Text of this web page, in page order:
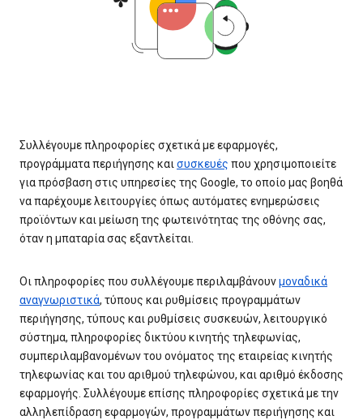
Συλλέγουμε πληροφορίες σχετικά με εφαρμογές,
προγράμματα περιήγησης καισυσκευές που χρησιμοποιείτε
για πρόσβαση στις υπηρεσίες της Google, το οποίο μας βοηθά
να παρέχουμε λειτουργίες όπως αυτόματες ενημερώσεις
προϊόντων και μείωση της φωτεινότητας της οθόνης σας,
όταν η μπαταρία σας εξαντλείται.
Οι πληροφορίες που συλλέγουμε περιλαμβάνουνμοναδικά
αναγνωριστικά, τύπους και ρυθμίσεις προγραμμάτων
περιήγησης, τύπους και ρυθμίσεις συσκευών, λειτουργικό
σύστημα, πληροφορίες δικτύου κινητής τηλεφωνίας,
συμπεριλαμβανομένων του ονόματος της εταιρείας κινητής
τηλεφωνίας και του αριθμού τηλεφώνου, και αριθμό έκδοσης
εφαρμογής. Συλλέγουμε επίσης πληροφορίες σχετικά με την
αλληλεπίδραση εφαρμογών, προγραμμάτων περιήγησης και